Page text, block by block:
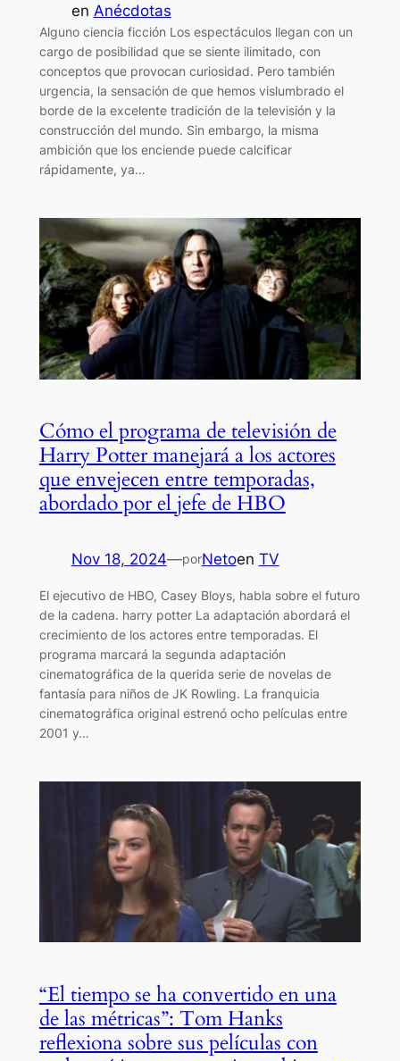
en Anécdotas
Alguno ciencia ficción Los espectáculos llegan con un
cargo de posibilidad que se siente ilimitado, con
conceptos que provocan curiosidad. Pero también
urgencia, la sensación de que hemos vislumbrado el
borde de la excelente tradición de la televisión y la
construcción del mundo. Sin embargo, la misma
ambición que los enciende puede calcificar
rápidamente, ya…
Cómo el programa de televisión de
Harry Potter manejará a los actores
que envejecen entre temporadas,
abordado por el jefe de HBO
Nov 18, 2024—porNetoen TV
El ejecutivo de HBO, Casey Bloys, habla sobre el futuro
de la cadena. harry potter La adaptación abordará el
crecimiento de los actores entre temporadas. El
programa marcará la segunda adaptación
cinematográfica de la querida serie de novelas de
fantasía para niños de JK Rowling. La franquicia
cinematográfica original estrenó ocho películas entre
2001 y…
“El tiempo se ha convertido en una
de las métricas”: Tom Hanks
reflexiona sobre sus películas con